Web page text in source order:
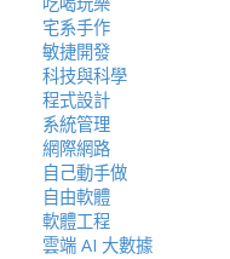
宅系手作
敏捷開發
科技與科學
程式設計
系統管理
網際網路
自己動手做
自由軟體
軟體工程
雲端 AI 大數據